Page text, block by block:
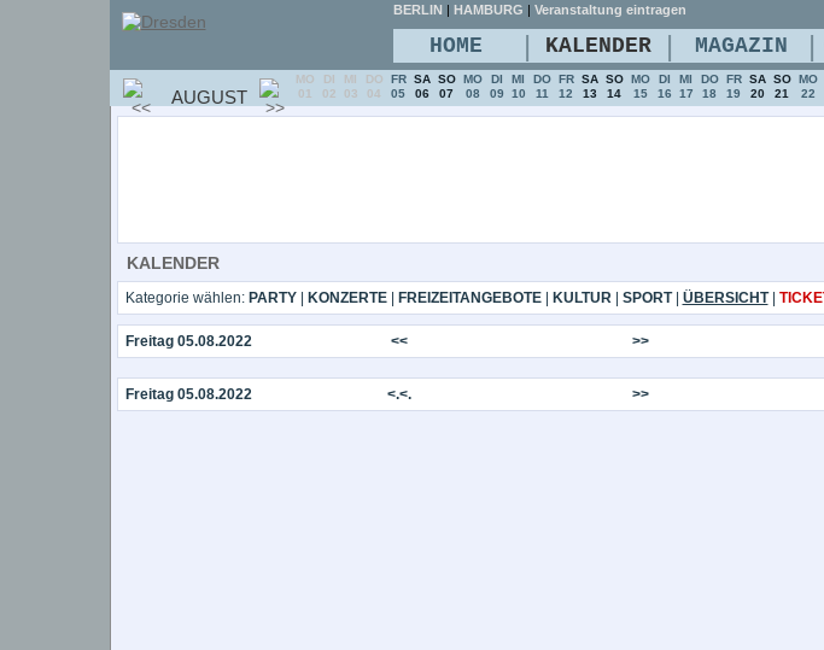
KALENDER
Kategorie wählen: PARTY| KONZERTE| FREIZEITANGEBOTE| KULTUR| SPORT| ÜBERSICHT|
Freitag 05.08.2022 << >>
Freitag 05.08.2022 <.<. >>
BERLIN | HAMBURG | Veranstaltung eintragen
HOME | KALENDER | MAGAZIN |
AUGUST
MO
01
DI
02
MI
03
DO
04
FR
05
SA
06
SO
07
MO
08
DI
09
MI
10
DO
11
FR
12
SA
13
SO
14
MO
15
DI
16
MI
17
DO
18
FR
19
SA
20
SO
21
MO
22